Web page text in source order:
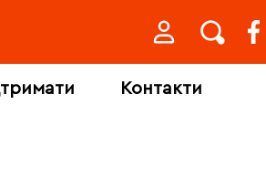
Контакти